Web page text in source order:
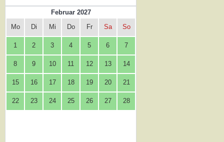
Februar 2027
Mo
Di Mi Do Fr Sa So
1 2 3 4 5 6 7
8 9 10 11 12 13 14
15 16 17 18 19 20 21
22 23 24 25 26 27 28